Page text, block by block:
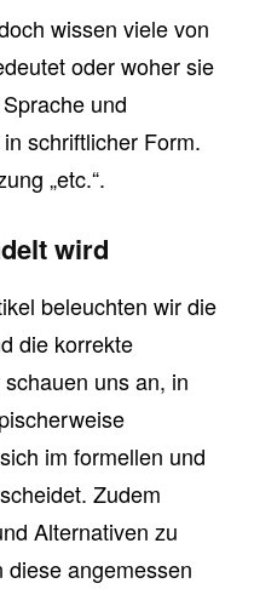
wissen viele von
oder woher sie
und
schriftlicher Form.
„etc.“.
wird
beleuchten wir die
die korrekte
uns an, in
im formellen und
Zudem
Alternativen zu
diese angemessen